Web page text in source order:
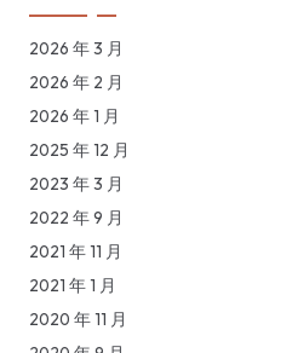
2026 年 3 月
2026 年 2 月
2026 年 1 月
2025 年 12 月
2023 年 3 月
2022 年 9 月
2021 年 11 月
2021 年 1 月
2020 年 11 月